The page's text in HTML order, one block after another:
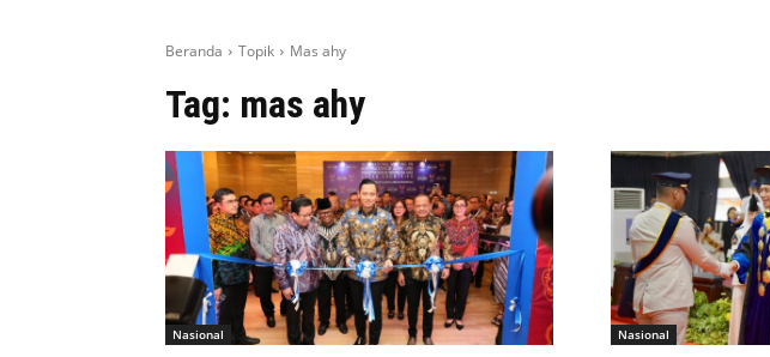
Beranda Topik Mas ahy
Tag: mas ahy
Nasional Nasional